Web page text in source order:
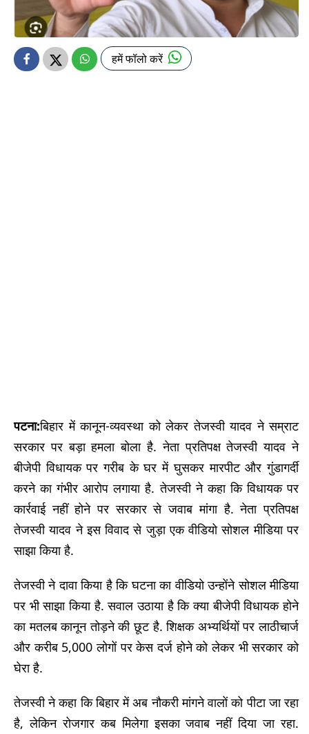
हमें फॉलो करें
पटना:बिहार में कानून-व्यवस्था को लेकर तेजस्वी यादव ने सम्राट
सरकार पर बड़ा हमला बोला है. नेता प्रतिपक्ष तेजस्वी यादव ने
बीजेपी विधायक पर गरीब के घर में घुसकर मारपीट और गुंडागर्दी
करने का गंभीर आरोप लगाया है. तेजस्वी ने कहा कि विधायक पर
कार्रवाई नहीं होने पर सरकार से जवाब मांगा है. नेता प्रतिपक्ष
तेजस्वी यादव ने इस विवाद से जुड़ा एक वीडियो सोशल मीडिया पर
साझा किया है.
तेजस्वी ने दावा किया है कि घटना का वीडियो उन्होंने सोशल मीडिया
पर भी साझा किया है. सवाल उठाया है कि क्या बीजेपी विधायक होने
का मतलब कानून तोड़ने की छूट है. शिक्षक अभ्यर्थियों पर लाठीचार्ज
और करीब 5,000 लोगों पर केस दर्ज होने को लेकर भी सरकार को
घेरा है.
तेजस्वी ने कहा कि बिहार में अब नौकरी मांगने वालों को पीटा जा रहा
है, लेकिन रोजगार कब मिलेगा इसका जवाब नहीं दिया जा रहा.